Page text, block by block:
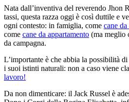
Nata dall’inventiva del reverendo Jhon
tassi, questa razza oggi è così duttile e
ogni contesto: in famiglia, come cane
come cane da appartamento (ma meglio
da campagna.
L’importante è che abbia la possibilità
i suoi istinti naturali: non a caso viene
lavoro!
Da non dimenticare: il Jack Russel è